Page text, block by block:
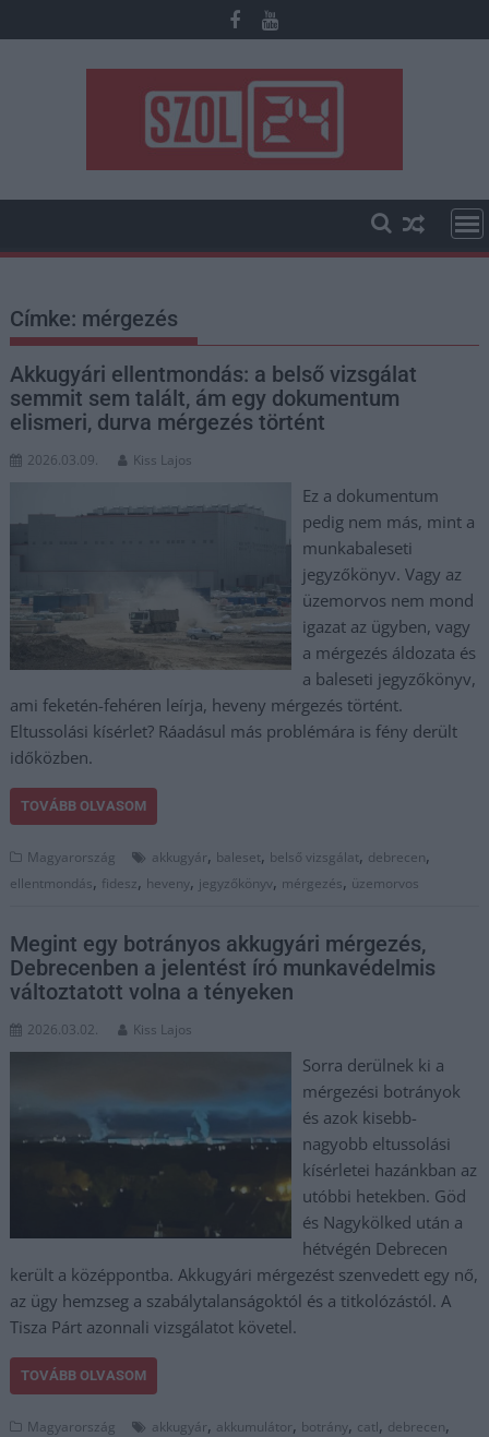
to
Címke: mérgezés
Akkugyári ellentmondás: a belső vizsgálat
semmit sem talált, ám egy dokumentum
elismeri, durva mérgezés történt
2026.03.09. Kiss Lajos
Ez a dokumentum
pedig nem más, mint a
munkabaleseti
jegyzőkönyv. Vagy az
üzemorvos nem mond
igazat az ügyben, vagy
a mérgezés áldozata és
a baleseti jegyzőkönyv,
ami feketén-fehéren leírja, heveny mérgezés történt.
Eltussolási kísérlet? Ráadásul más problémára is fény derült
időközben.
TOVÁBB OLVASOM
Magyarország akkugyár, baleset, belső vizsgálat, debrecen,
ellentmondás, fidesz, heveny, jegyzőkönyv, mérgezés, üzemorvos
Megint egy botrányos akkugyári mérgezés,
Debrecenben a jelentést író munkavédelmis
változtatott volna a tényeken
2026.03.02. Kiss Lajos
Sorra derülnek ki a
mérgezési botrányok
és azok kisebb-
nagyobb eltussolási
kísérletei hazánkban az
utóbbi hetekben. Göd
és Nagykölked után a
hétvégén Debrecen
került a középpontba. Akkugyári mérgezést szenvedett egy nő,
az ügy hemzseg a szabálytalanságoktól és a titkolózástól. A
Tisza Párt azonnali vizsgálatot követel.
TOVÁBB OLVASOM
Magyarország akkugyár, akkumulátor, botrány, catl, debrecen,